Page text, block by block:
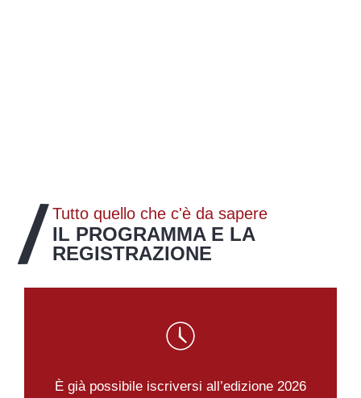
Tutto quello che c'è da sapere
IL PROGRAMMA E LA
REGISTRAZIONE
È già possibile iscriversi all’edizione 2026